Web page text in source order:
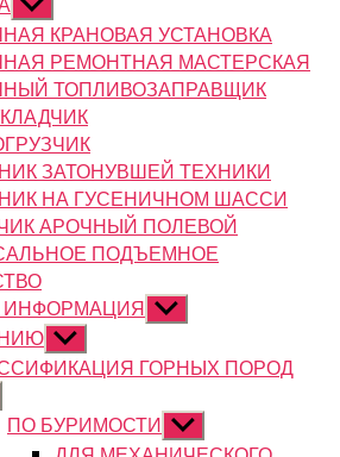
подменю
КРАНОВАЯ УСТАНОВКА
РЕМОНТНАЯ МАСТЕРСКАЯ
ТОПЛИВОЗАПРАВЩИК
ЗАТОНУВШЕЙ ТЕХНИКИ
НА ГУСЕНИЧНОМ ШАССИ
АРОЧНЫЙ ПОЛЕВОЙ
ПОДЪЕМНОЕ
Показывать
подменю
Показывать
подменю
ГОРНЫХ ПОРОД
ПО БУРИМОСТИ Показывать
подменю